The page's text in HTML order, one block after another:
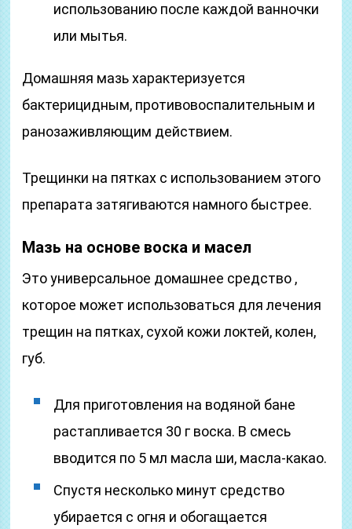
использованию после каждой ванночки
или мытья.
Домашняя мазь характеризуется
бактерицидным, противовоспалительным и
ранозаживляющим действием.
Трещинки на пятках с использованием этого
препарата затягиваются намного быстрее.
Мазь на основе воска и масел
Это универсальное домашнее средство ,
которое может использоваться для лечения
трещин на пятках, сухой кожи локтей, колен,
губ.
Для приготовления на водяной бане
растапливается 30 г воска. В смесь
вводится по 5 мл масла ши, масла-какао.
Спустя несколько минут средство
убирается с огня и обогащается